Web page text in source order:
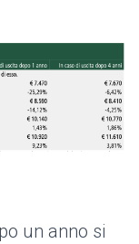
un anno si